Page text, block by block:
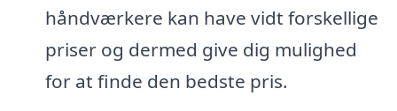
håndværkere kan have vidt forskellige
priser og dermed give dig mulighed
for at finde den bedste pris.